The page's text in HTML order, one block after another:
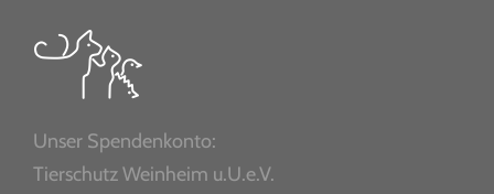
Unser Spendenkonto:
Tierschutz Weinheim u.U.e.V.